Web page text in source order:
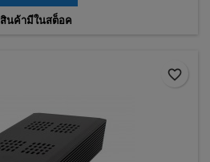
สินค้ามีในสต็อค
favorite_border